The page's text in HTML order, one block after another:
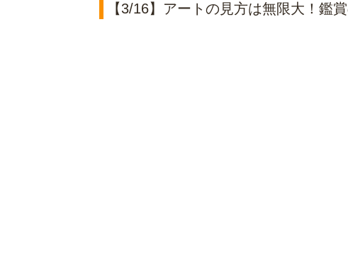
【3/16】アートの見方は無限大！鑑